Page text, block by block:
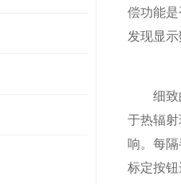
偿功能
发现显
细致的
于热辐
响。每
标定按